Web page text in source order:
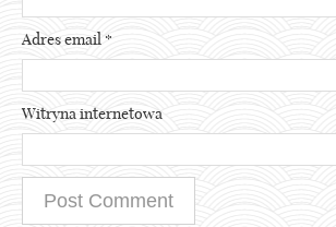
Adres email *
Witryna internetowa